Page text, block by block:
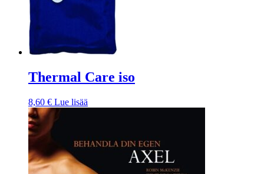
Thermal Care iso
8,60 € Lue lisää